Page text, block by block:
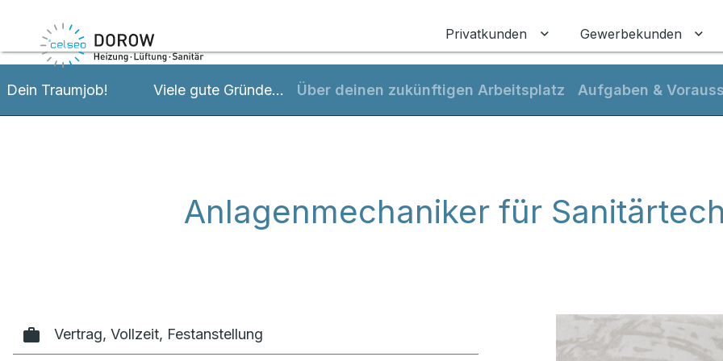
Privatkunden
Untermenü für
Gewerbekunden
Dein Traumjob! Viele gute Gründe... Über deinen zukünftigen Arbeitsplatz Aufgaben &
Anlagenmechaniker für
Vertrag, Vollzeit, Festanstellung